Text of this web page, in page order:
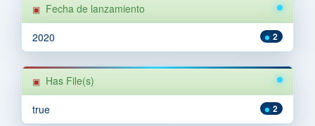
Fecha de lanzamiento
2
2020
Has File(s)
2
true